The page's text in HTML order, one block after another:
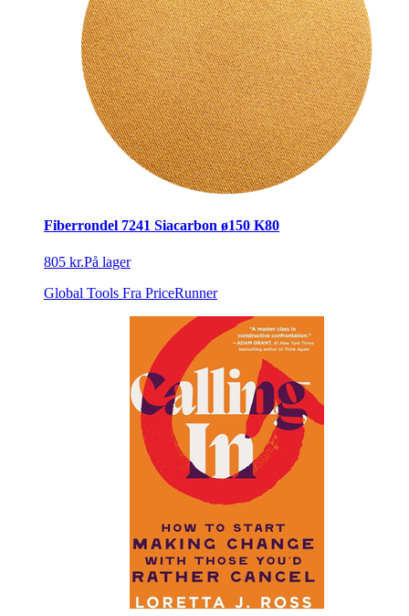
Fiberrondel 7241 Siacarbon ø150 K80
805 kr.På lager
Global Tools Fra PriceRunner